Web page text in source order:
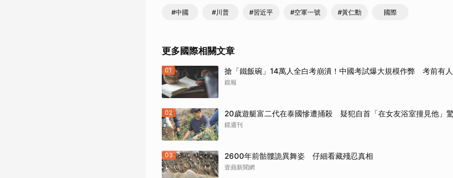
#中國 #川普 #習近平 #空軍一號 #黃仁勳 國際
更多國際相關文章
01 搶「鐵飯碗」14萬人全白考崩潰！中國考試爆大規模作弊 考前有
鏡報
02 20歲遊艇富二代在泰國慘遭捅殺 疑犯自首「在女友浴室撞見他」
鏡週刊
03 2600年前骷髏詭異舞姿 仔細看藏殘忍真相
壹蘋新聞網